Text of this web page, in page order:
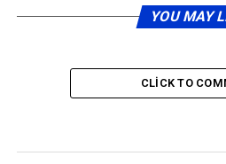
YOU MAY
CLICK TO